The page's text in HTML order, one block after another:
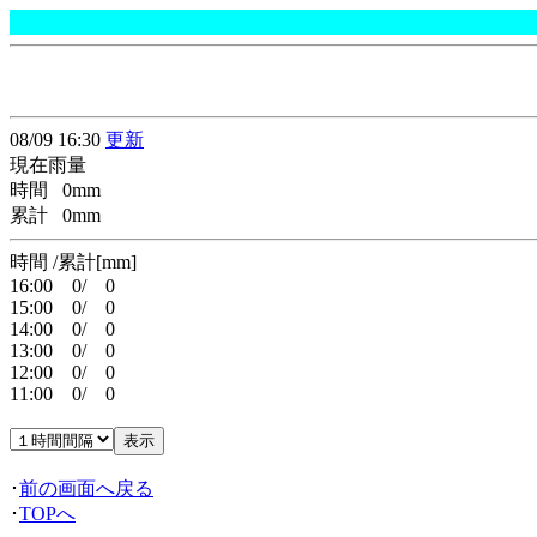
08/09 16:30 更新
現在雨量
時間 0mm
累計 0mm
時間 /累計[mm]
16:00 0/ 0
15:00 0/ 0
14:00 0/ 0
13:00 0/ 0
12:00 0/ 0
11:00 0/ 0
･前の画面へ戻る
･TOPへ